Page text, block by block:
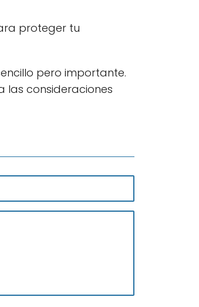
proteger tu
pero importante.
las consideraciones